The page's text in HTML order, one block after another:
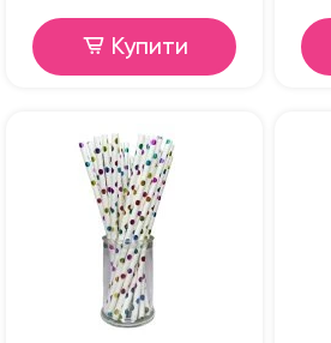
Купити